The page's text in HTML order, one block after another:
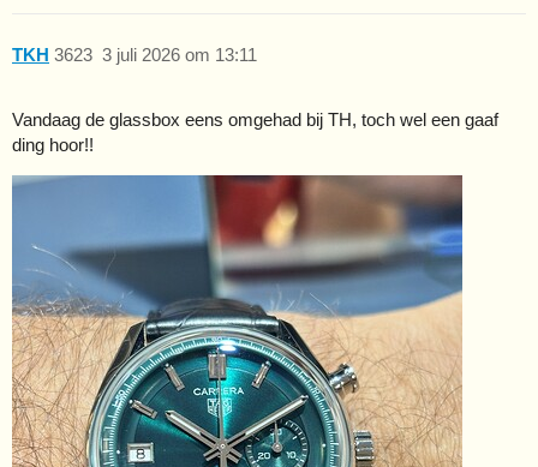
TKH 3 juli 2026 om 13:11
3623
Vandaag de glassbox eens omgehad bij TH, toch wel een gaaf
ding hoor!!